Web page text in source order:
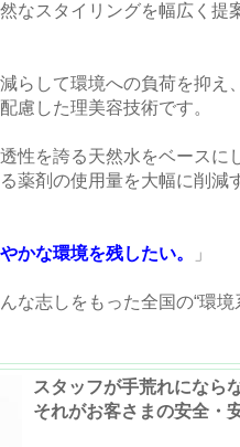
なスタイリングを幅広く提
らして環境への負荷を抑え
慮した理美容技術です。
性を誇る天然水をベースに
薬剤の使用量を大幅に削減
かな環境を残したい。 」
な志しをもった全国の“環
スタッフが手荒れになら
それがお客さまの安全・